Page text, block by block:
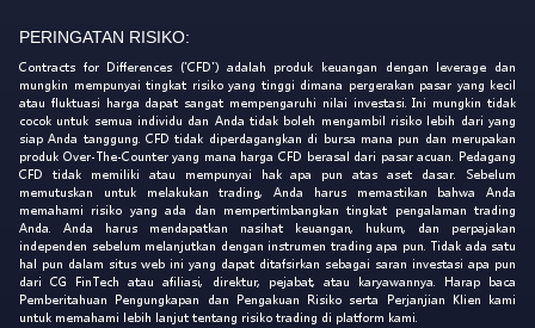
PERINGATAN RISIKO:
Contracts for Differences ('CFD') adalah produk keuangan dengan leverage dan
mungkin mempunyai tingkat risiko yang tinggi dimana pergerakan pasar yang kecil
atau fluktuasi harga dapat sangat mempengaruhi nilai investasi. Ini mungkin tidak
cocok untuk semua individu dan Anda tidak boleh mengambil risiko lebih dari yang
siap Anda tanggung. CFD tidak diperdagangkan di bursa mana pun dan merupakan
produk Over-The-Counter yang mana harga CFD berasal dari pasar acuan. Pedagang
CFD tidak memiliki atau mempunyai hak apa pun atas aset dasar. Sebelum
memutuskan untuk melakukan trading, Anda harus memastikan bahwa Anda
memahami risiko yang ada dan mempertimbangkan tingkat pengalaman trading
Anda. Anda harus mendapatkan nasihat keuangan, hukum, dan perpajakan
independen sebelum melanjutkan dengan instrumen trading apa pun. Tidak ada satu
hal pun dalam situs web ini yang dapat ditafsirkan sebagai saran investasi apa pun
dari CG FinTech atau afiliasi, direktur, pejabat, atau karyawannya. Harap baca
Pemberitahuan Pengungkapan dan Pengakuan Risiko serta Perjanjian Klien kami
untuk memahami lebih lanjut tentang risiko trading di platform kami.